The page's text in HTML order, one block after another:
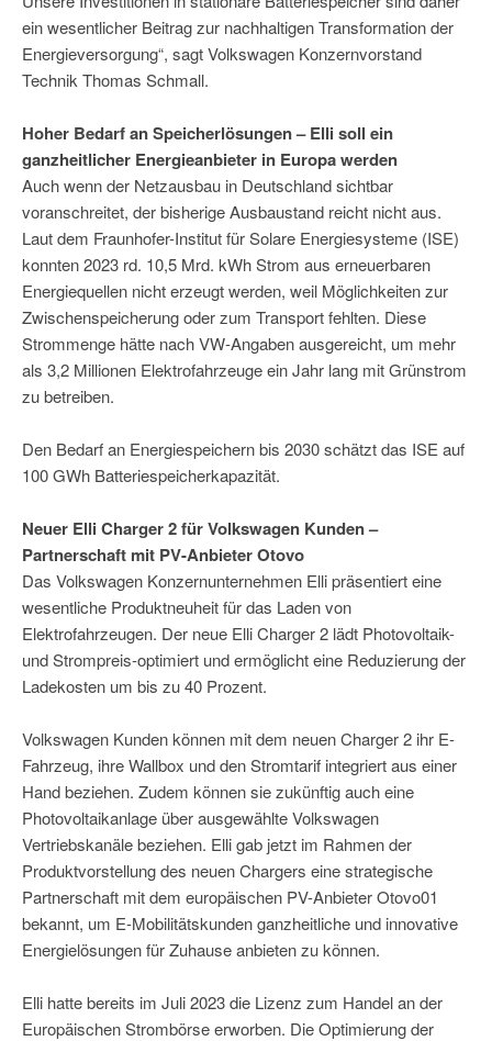
ein wesentlicher Beitrag zur nachhaltigen Transformation der
Energieversorgung“, sagt Volkswagen Konzernvorstand
Technik Thomas Schmall.
Hoher Bedarf an Speicherlösungen – Elli soll ein
ganzheitlicher Energieanbieter in Europa werden
Auch wenn der Netzausbau in Deutschland sichtbar
voranschreitet, der bisherige Ausbaustand reicht nicht aus.
Laut dem Fraunhofer-Institut für Solare Energiesysteme (ISE)
konnten 2023 rd. 10,5 Mrd. kWh Strom aus erneuerbaren
Energiequellen nicht erzeugt werden, weil Möglichkeiten zur
Zwischenspeicherung oder zum Transport fehlten. Diese
Strommenge hätte nach VW-Angaben ausgereicht, um mehr
als 3,2 Millionen Elektrofahrzeuge ein Jahr lang mit Grünstrom
zu betreiben.
Den Bedarf an Energiespeichern bis 2030 schätzt das ISE auf
100 GWh Batteriespeicherkapazität.
Neuer Elli Charger 2 für Volkswagen Kunden –
Partnerschaft mit PV-Anbieter Otovo
Das Volkswagen Konzernunternehmen Elli präsentiert eine
wesentliche Produktneuheit für das Laden von
Elektrofahrzeugen. Der neue Elli Charger 2 lädt Photovoltaik-
und Strompreis-optimiert und ermöglicht eine Reduzierung der
Ladekosten um bis zu 40 Prozent.
Volkswagen Kunden können mit dem neuen Charger 2 ihr E-
Fahrzeug, ihre Wallbox und den Stromtarif integriert aus einer
Hand beziehen. Zudem können sie zukünftig auch eine
Photovoltaikanlage über ausgewählte Volkswagen
Vertriebskanäle beziehen. Elli gab jetzt im Rahmen der
Produktvorstellung des neuen Chargers eine strategische
Partnerschaft mit dem europäischen PV-Anbieter Otovo01
bekannt, um E-Mobilitätskunden ganzheitliche und innovative
Energielösungen für Zuhause anbieten zu können.
Elli hatte bereits im Juli 2023 die Lizenz zum Handel an der
Europäischen Strombörse erworben. Die Optimierung der